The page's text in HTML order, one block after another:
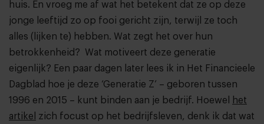
huis. En vroeg me af wat het betekent dat ze op deze
jonge leeftijd zo op fooi gericht zijn, terwijl ze toch
alles (lijken te) hebben. Wat zegt het over hun
betrokkenheid? Wat motiveert deze generatie
eigenlijk? Een paar dagen later lees ik in Het Financieele
Dagblad hoe je deze ‘Generatie Z’ – geboren tussen
1996 en 2015 – kunt binden aan je bedrijf. Hoewel
het
artikel
zich focust op het bedrijfsleven, denk ik dat wat